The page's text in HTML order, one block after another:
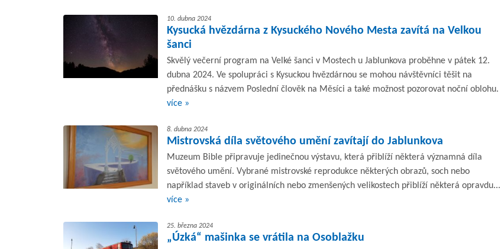
10. dubna 2024
Kysucká hvězdárna z Kysuckého Nového Mesta zavítá na Velkou
šanci
Skvělý večerní program na Velké šanci v Mostech u Jablunkova proběhne v pátek 12.
dubna 2024. Ve spolupráci s Kysuckou hvězdárnou se mohou návštěvníci těšit na
přednášku s názvem Poslední člověk na Měsíci a také možnost pozorovat noční oblohu.
více »
8. dubna 2024
Mistrovská díla světového umění zavítají do Jablunkova
Muzeum Bible připravuje jedinečnou výstavu, která přiblíží některá významná díla
světového umění. Vybrané mistrovské reprodukce některých obrazů, soch nebo
například staveb v originálních nebo zmenšených velikostech přiblíží některá opravdu...
více »
25. března 2024
„Úzká“ mašinka se vrátila na Osoblažku